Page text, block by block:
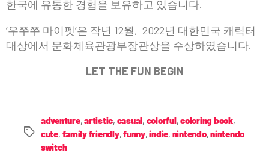
한국에 유통한 경험을 보유하고 있습니다.
’우쭈쭈 마이펫’은 작년 12월, 2022년 대한민국 캐릭터
대상에서 문화체육관광부장관상을 수상하였습니다.
LET THE FUN BEGIN
adventure,artistic, casual, colorful,coloring book,
cute, family friendly,funny,indie, nintendo,nintendo
switch